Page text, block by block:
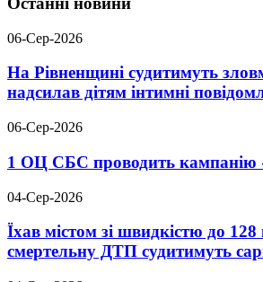
06-Сер-2026
На Рівненщині судитимуть
надсилав дітям інтимні
06-Сер-2026
1 ОЦ СБС проводить кампанію
04-Сер-2026
Їхав містом зі швидкістю до
смертельну ДТП судитимуть